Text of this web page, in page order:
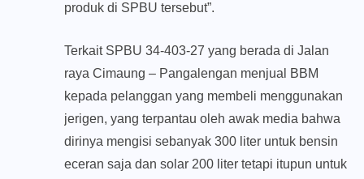
produk di SPBU tersebut”.
Terkait SPBU 34-403-27 yang berada di Jalan
raya Cimaung – Pangalengan menjual BBM
kepada pelanggan yang membeli menggunakan
jerigen, yang terpantau oleh awak media bahwa
dirinya mengisi sebanyak 300 liter untuk bensin
eceran saja dan solar 200 liter tetapi itupun untuk